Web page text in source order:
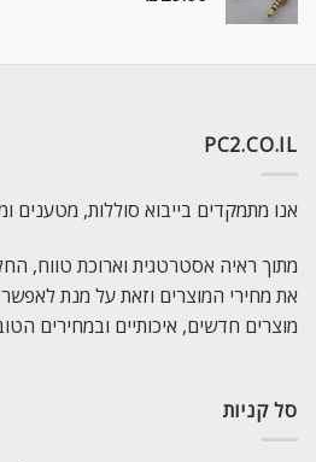
PC2.CO.IL
אנו מתמקדים בייבוא סוללות, מטענים
מתוך ראיה אסטרטגית וארוכת טווח,
את מחירי המוצרים וזאת על מנת
מוצרים חדשים, איכותיים ובמחירים
סל קניות